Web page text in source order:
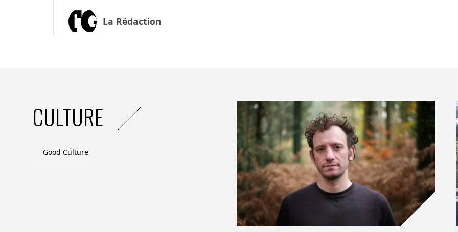
La Rédaction
CULTURE
Good Culture